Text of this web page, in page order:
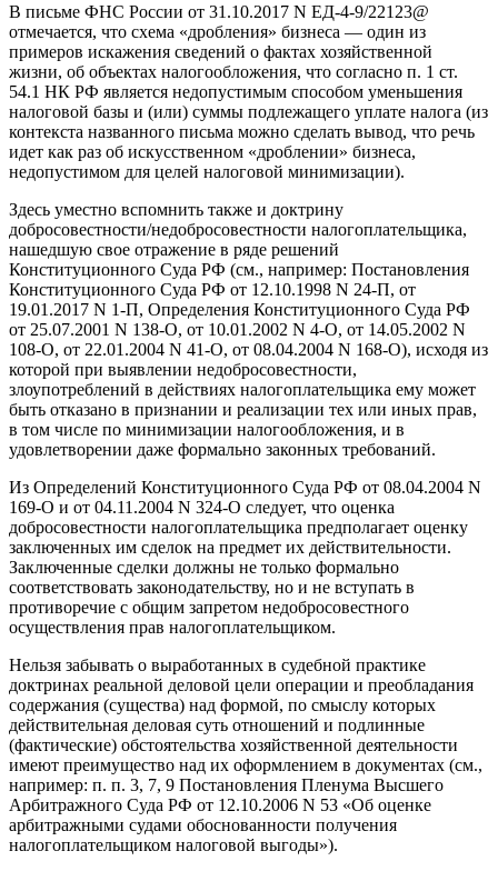
В письме ФНС России от 31.10.2017 N ЕД-4-9/22123@
отмечается, что схема «дробления» бизнеса — один из
примеров искажения сведений о фактах хозяйственной
жизни, об объектах налогообложения, что согласно п. 1 ст.
54.1 НК РФ является недопустимым способом уменьшения
налоговой базы и (или) суммы подлежащего уплате налога (из
контекста названного письма можно сделать вывод, что речь
идет как раз об искусственном «дроблении» бизнеса,
недопустимом для целей налоговой минимизации).
Здесь уместно вспомнить также и доктрину
добросовестности/недобросовестности налогоплательщика,
нашедшую свое отражение в ряде решений
Конституционного Суда РФ (см., например: Постановления
Конституционного Суда РФ от 12.10.1998 N 24-П, от
19.01.2017 N 1-П, Определения Конституционного Суда РФ
от 25.07.2001 N 138-О, от 10.01.2002 N 4-О, от 14.05.2002 N
108-О, от 22.01.2004 N 41-О, от 08.04.2004 N 168-О), исходя из
которой при выявлении недобросовестности,
злоупотреблений в действиях налогоплательщика ему может
быть отказано в признании и реализации тех или иных прав,
в том числе по минимизации налогообложения, и в
удовлетворении даже формально законных требований.
Из Определений Конституционного Суда РФ от 08.04.2004 N
169-О и от 04.11.2004 N 324-О следует, что оценка
добросовестности налогоплательщика предполагает оценку
заключенных им сделок на предмет их действительности.
Заключенные сделки должны не только формально
соответствовать законодательству, но и не вступать в
противоречие с общим запретом недобросовестного
осуществления прав налогоплательщиком.
Нельзя забывать о выработанных в судебной практике
доктринах реальной деловой цели операции и преобладания
содержания (существа) над формой, по смыслу которых
действительная деловая суть отношений и подлинные
(фактические) обстоятельства хозяйственной деятельности
имеют преимущество над их оформлением в документах (см.,
например: п. п. 3, 7, 9 Постановления Пленума Высшего
Арбитражного Суда РФ от 12.10.2006 N 53 «Об оценке
арбитражными судами обоснованности получения
налогоплательщиком налоговой выгоды»).